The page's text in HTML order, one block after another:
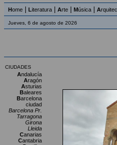
Home Literatura Arte Música A
Jueves, 6 de agosto de 2026
CIUDADES
Andalucía
Aragón
Asturias
Baleares
Barcelona
ciudad
Barcelona Pr.
Tarragona
Girona
Lleida
Canarias
Cantabria